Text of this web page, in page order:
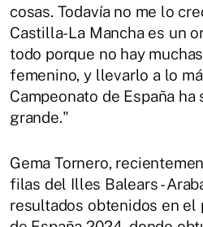
cosas. Todavía no me lo
Castilla-La Mancha es un
todo porque no hay
femenino, y llevarlo a lo
Campeonato de España
grande."
Gema Tornero,
filas del Illes Balears -
resultados obtenidos en el